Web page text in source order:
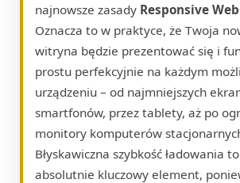
najnowsze zasady Responsive
Oznacza to w praktyce, że Twoja
witryna będzie prezentować się i
prostu perfekcyjnie na każdym
urządzeniu – od najmniejszych
smartfonów, przez tablety, aż po
monitory komputerów
Błyskawiczna szybkość ładowania
absolutnie kluczowy element,